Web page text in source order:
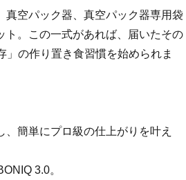
空パック器、真空パック器専用袋
ト。この一式があれば、届いたその
」の作り置き食習慣を始められま
簡単にプロ級の仕上がりを叶え
3.0。